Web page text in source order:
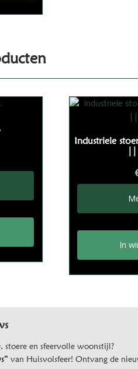
Industriele
||
In
stoere en sfeervolle woonstijl?
van Huisvolsfeer! Ontvang de